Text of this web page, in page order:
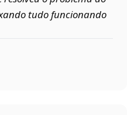
tudo funcionando